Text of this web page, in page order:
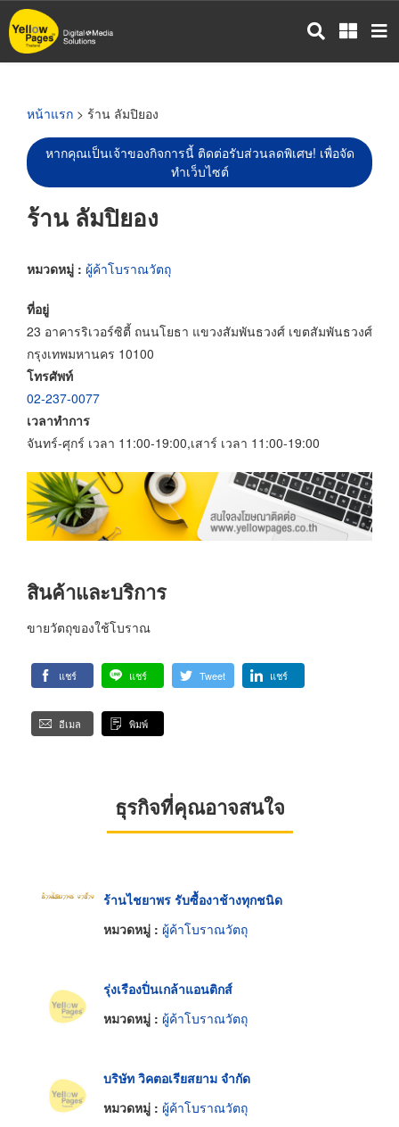
ข้าม
ไป
หน้าแรก > ร้าน ลัมปิยอง
หากคุณเป็นเจ้าของกิจการนี้ ติดต่อรับส่วนลดพิเศษ! เพื่อจัด
ทำเว็บไซต์
ร้าน ลัมปิยอง
หมวดหมู่ : ผู้ค้าโบราณวัตถุ
ที่อยู่
23 อาคารริเวอร์ซิตี้ ถนนโยธา แขวงสัมพันธวงศ์ เขตสัมพันธวงศ์
กรุงเทพมหานคร 10100
โทรศัพท์
02-237-0077
เวลาทำการ
จันทร์-ศุกร์ เวลา 11:00-19:00,เสาร์ เวลา 11:00-19:00
สินค้าและบริการ
ขายวัตถุของใช้โบราณ
แชร์ แชร์ Tweet แชร์
อีเมล พิมพ์
ธุรกิจที่คุณอาจสนใจ
ร้านไชยาพร รับซื้องาช้างทุกชนิด
หมวดหมู่ : ผู้ค้าโบราณวัตถุ
รุ่งเรืองปิ่นเกล้าแอนติกส์
หมวดหมู่ : ผู้ค้าโบราณวัตถุ
บริษัท วิคตอเรียสยาม จำกัด
หมวดหมู่ : ผู้ค้าโบราณวัตถุ